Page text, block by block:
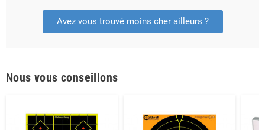
Avez vous trouvé moins cher ailleurs ?
Nous vous conseillons